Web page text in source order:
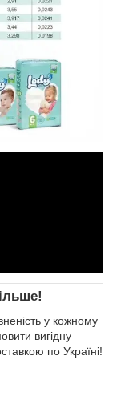
у кожному
вигідну
по Україні!